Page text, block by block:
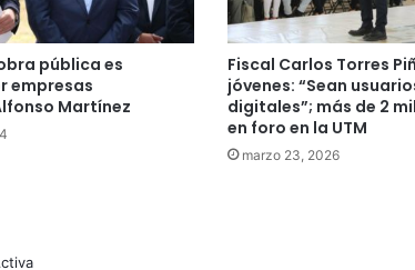
pública es
empresas
Martínez
Fiscal Carlos Torres
jóvenes: “Sean
digitales”; más de 2
en foro en la UTM
marzo 23, 2026